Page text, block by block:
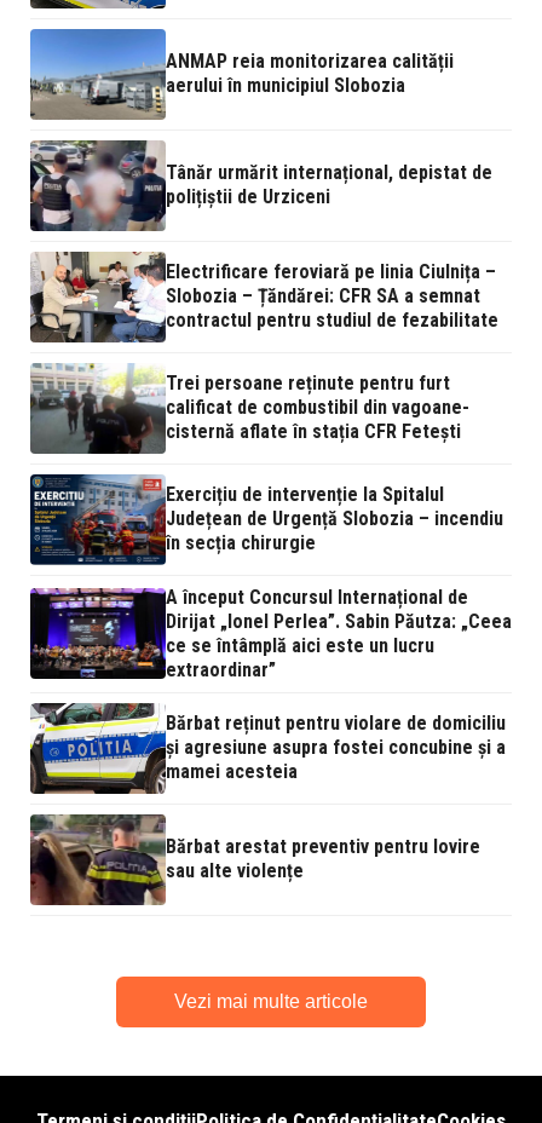
ANMAP reia monitorizarea calității
aerului în municipiul Slobozia
Tânăr urmărit internațional, depistat de
polițiștii de Urziceni
Electrificare feroviară pe linia Ciulnița –
Slobozia – Țăndărei: CFR SA a semnat
contractul pentru studiul de fezabilitate
Trei persoane reținute pentru furt
calificat de combustibil din vagoane-
cisternă aflate în stația CFR Fetești
Exercițiu de intervenție la Spitalul
Județean de Urgență Slobozia – incendiu
în secția chirurgie
A început Concursul Internațional de
Dirijat „Ionel Perlea”. Sabin Păutza: „Ceea
ce se întâmplă aici este un lucru
extraordinar”
Bărbat reținut pentru violare de domiciliu
și agresiune asupra fostei concubine și a
mamei acesteia
Bărbat arestat preventiv pentru lovire
sau alte violențe
Vezi mai multe articole